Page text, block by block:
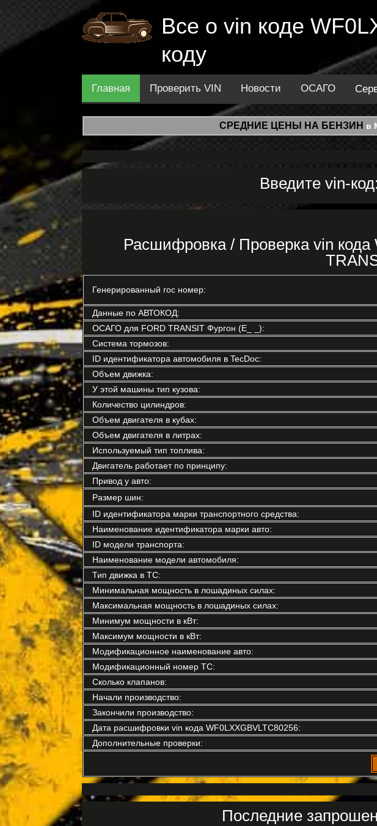
Все о vin коде
коду
Главная Проверить VIN Новости ОСАГО
СРЕДНИЕ ЦЕНЫ НА БЕНЗИН в
Введите vin-код:
Расшифровка / Проверка vin
Генерированный гос номер:
Данные по АВТОКОД:
ОСАГО для FORD TRANSIT Фургон (E_ _):
Система тормозов:
ID идентификатора автомобиля в TecDoc:
Объем движка:
У этой машины тип кузова:
Количество цилиндров:
Объем двигателя в кубах:
Объем двигателя в литрах:
Используемый тип топлива:
Двигатель работает по принципу:
Привод у авто:
Размер шин:
ID идентификатора марки транспортного средства:
Наименование идентификатора марки авто:
ID модели транспорта:
Наименование модели автомобиля:
Тип движка в ТС:
Минимальная мощность в лошадиных силах:
Максимальная мощность в лошадиных силах:
Минимум мощности в кВт:
Максимум мощности в кВт:
Модификационное наименование авто:
Модификационный номер ТС:
Сколько клапанов:
Начали производство:
Закончили производство:
Дата расшифровки vin кода WF0LXXGBVLTC80256:
Дополнительные проверки:
Последние